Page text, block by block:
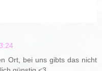
Ort, bei uns gibts das nicht